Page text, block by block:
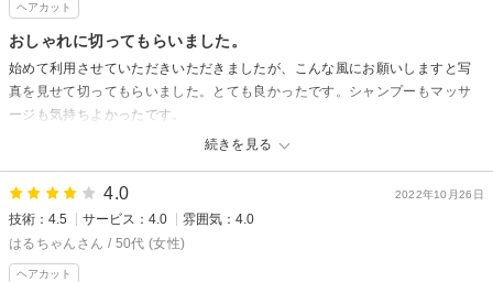
え、いつもハラハラドキドキします。だから喜んでいただいたお声にはホ
ット致します、次回も楽しいお話と、ちょっぴりストレス解消に気楽にお
出かけ下さい、お待ちしております。
ヘアカット
おしゃれに切ってもらいました。
続きを見る
始めて利用させていただきいただきましたが、こんな風にお願いしますと写
真を見せて切ってもらいました。とても良かったです。シャンプーもマッサ
ージも気持ちよかったです。
お正月の忙しい中ご来店くださり有難うございました、行き届かない点も
あったと思いますが、気軽に使える気さくに話せる美容室として、次回の
んびりゆっくりとサロンの時間を過ごせて頂ければ幸いです、高評価の口
2022年10月26日
4.0
技術：4.5 サービス：4.0
雰囲気：4.0
はるちゃんさん / 50代 (女性)
ヘアカット